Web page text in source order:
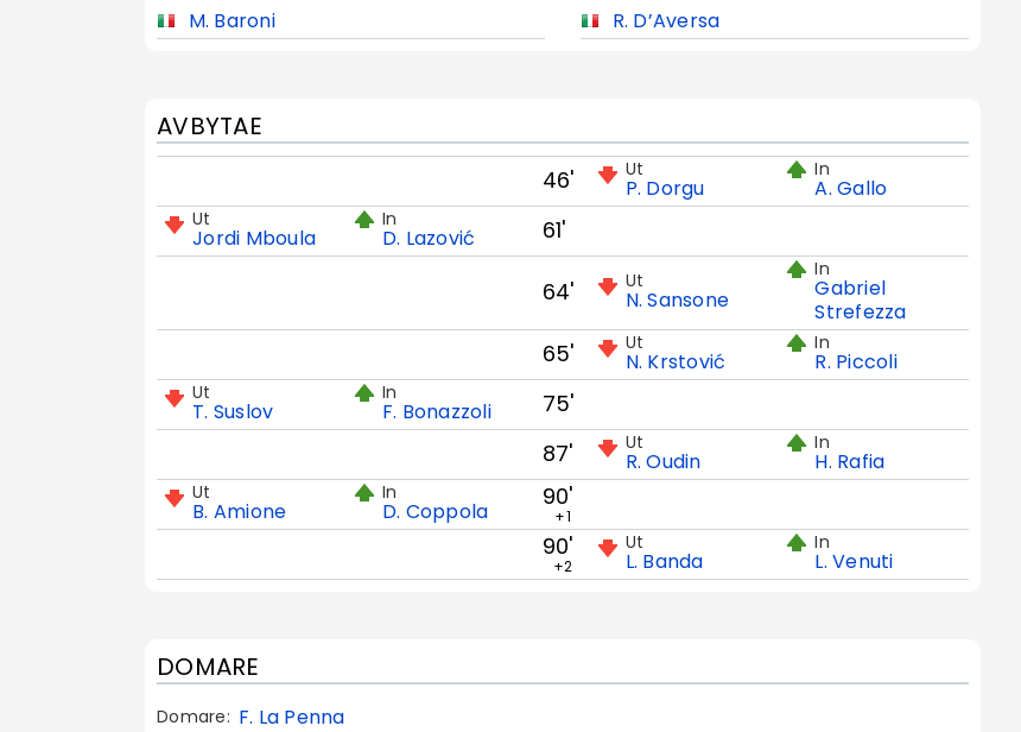
M. Baroni
R. D’Aversa
AVBYTAE
46' Ut
P. Dorgu
In
A. Gallo
Ut
Jordi Mboula
In
D. Lazović 61'
64' Ut
N. Sansone
In
Gabriel
Strefezza
65' Ut
N. Krstović
In
R. Piccoli
Ut
T. Suslov
In
F. Bonazzoli
75'
87'
Ut
R. Oudin
In
H. Rafia
Ut
B. Amione
In
D. Coppola
90'
+1
90'
+2
Ut
L. Banda
In
L. Venuti
DOMARE
Domare: F. La Penna